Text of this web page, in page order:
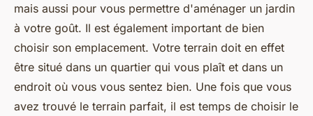
mais aussi pour vous permettre d'aménager un jardin
à votre goût. Il est également important de bien
choisir son emplacement. Votre terrain doit en effet
être situé dans un quartier qui vous plaît et dans un
endroit où vous vous sentez bien. Une fois que vous
avez trouvé le terrain parfait, il est temps de choisir le